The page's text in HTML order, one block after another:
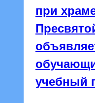
при
учебный